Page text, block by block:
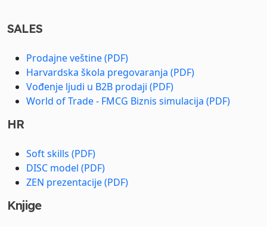
SALES
Prodajne veštine (PDF)
Harvardska škola pregovaranja (PDF)
Vođenje ljudi u B2B prodaji (PDF)
World of Trade - FMCG Biznis simulacija (PDF)
HR
Soft skills (PDF)
DISC model (PDF)
ZEN prezentacije (PDF)
Knjige